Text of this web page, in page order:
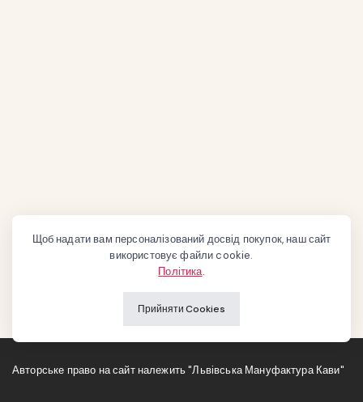
Авторське право на сайт належить "Львівська Мануфактура Кави"
Щоб надати вам персоналізований досвід покупок, наш сайт
використовує файли cookie.
Політика.
Прийняти Cookies